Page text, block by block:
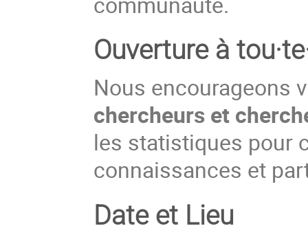
Ouverture à tou
Nous encourageons
chercheurs et
les statistiques pour
connaissances et
Date et Lieu